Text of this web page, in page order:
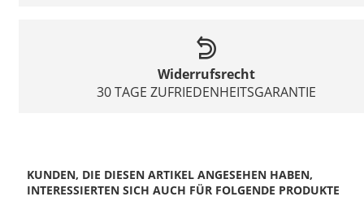
Widerrufsrecht
30 TAGE ZUFRIEDENHEITSGARANTIE
KUNDEN, DIE DIESEN ARTIKEL ANGESEHEN HABEN,
INTERESSIERTEN SICH AUCH FÜR FOLGENDE PRODUKTE